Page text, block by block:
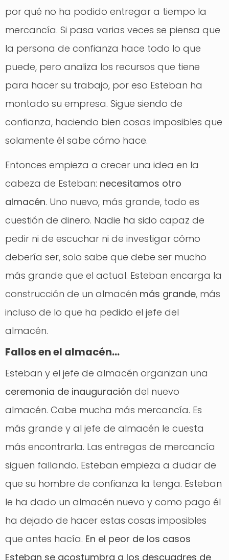
por qué no ha podido entregar a tiempo la
mercancía. Si pasa varias veces se piensa que
la persona de confianza hace todo lo que
puede, pero analiza los recursos que tiene
para hacer su trabajo, por eso Esteban ha
montado su empresa. Sigue siendo de
confianza, haciendo bien cosas imposibles que
solamente él sabe cómo hace.
Entonces empieza a crecer una idea en la
cabeza de Esteban: necesitamos otro
almacén. Uno nuevo, más grande, todo es
cuestión de dinero. Nadie ha sido capaz de
pedir ni de escuchar ni de investigar cómo
debería ser, solo sabe que debe ser mucho
más grande que el actual. Esteban encarga la
construcción de un almacén más grande, más
incluso de lo que ha pedido el jefe del
almacén.
Fallos en el almacén…
Esteban y el jefe de almacén organizan una
ceremonia de inauguración del nuevo
almacén. Cabe mucha más mercancía. Es
más grande y al jefe de almacén le cuesta
más encontrarla. Las entregas de mercancía
siguen fallando. Esteban empieza a dudar de
que su hombre de confianza la tenga. Esteban
le ha dado un almacén nuevo y como pago él
ha dejado de hacer estas cosas imposibles
que antes hacía. En el peor de los casos
Esteban se acostumbra a los descuadres de